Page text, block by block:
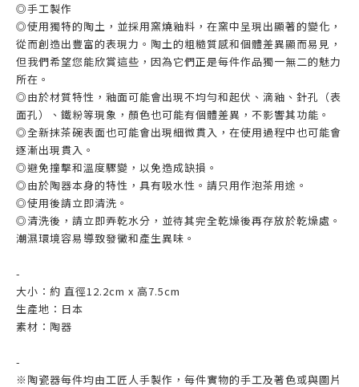
◎手工製作
◎使用獨特的陶土，並採用窯燒釉料，在窯中呈現出顯著的變化，
從而創造出豐富的表現力。陶土的粗糙質感和個體差異顯而易見，
但我們希望您能欣賞這些，因為它們正是每件作品獨一無二的魅力
所在。
◎由於材質特性，釉面可能會出現不均勻和起伏 、滴釉、針孔（表
面孔）、鐵粉等現象，顏色也可能有個體差異，不影響其功能。
◎全新抹茶碗表面也可能會出現細微貫入，在使用過程中也可能會
逐漸出現貫入。
◎避免撞擊和溫度驟變，以免造成缺損。
◎由於陶器本身的特性，具有吸水性。請只用作泡茶用途。
◎使用後請立即清洗。
◎清洗後，請立即弄乾水分，並待其完全乾燥後再存放於乾燥處。
潮濕環境容易導致發黴和產生異味。
-
大小：約 直徑12.2cm x 高7.5cm
生產地：日本
素材：陶器
-
※陶瓷器每件均由工匠人手製作，每件實物的手工及著色或與圖片